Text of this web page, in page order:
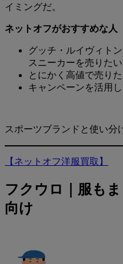
イミングだ。
ネットオフがおすすめな人
グッチ・ルイヴィト
スニーカーを売りたい
とにかく高値で売り
キャンペーンを活用
スポーツブランドと使い分
【ネットオフ洋服買取】
フクウロ｜服も
向け